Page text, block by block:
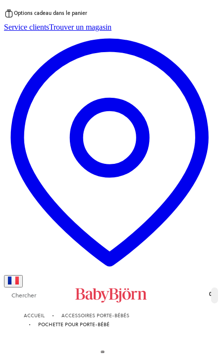
au
Options cadeau dans le panier
Service clientsTrouver un magasin
Chercher 0
ACCUEIL
ACCESSOIRES PORTE-BÉBÉS
POCHETTE POUR PORTE-BÉBÉ